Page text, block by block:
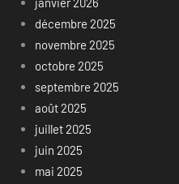
décembre 2025
novembre 2025
octobre 2025
septembre 2025
août 2025
juillet 2025
juin 2025
mai 2025